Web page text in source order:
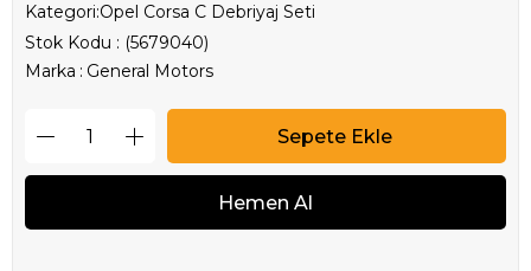
Kategori:Opel Corsa C Debriyaj Seti
Stok Kodu
(5679040)
Marka : General Motors